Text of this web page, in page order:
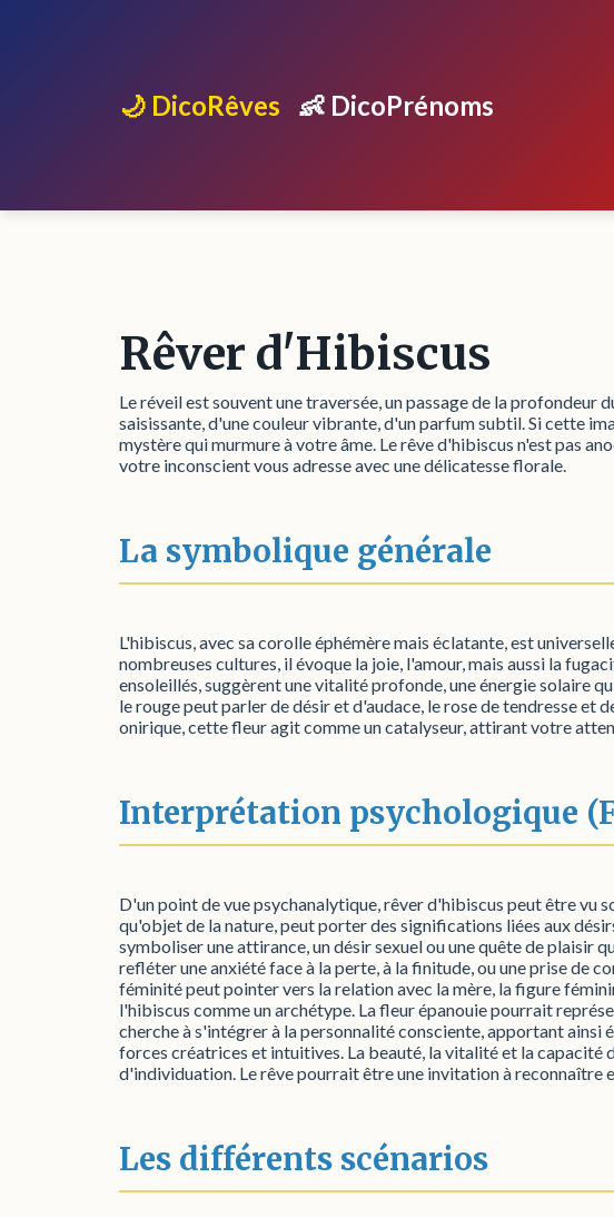
🌙 DicoRêves 👶 DicoPrénoms
Rêver d'Hibiscus
Le réveil est souvent une traversée, un passage de la
saisissante, d'une couleur vibrante, d'un parfum subtil. Si cette
mystère qui murmure à votre âme. Le rêve d'hibiscus n'est pas
votre inconscient vous adresse avec une délicatesse florale.
La symbolique générale
L'hibiscus, avec sa corolle éphémère mais éclatante, est
nombreuses cultures, il évoque la joie, l'amour, mais aussi la
ensoleillés, suggèrent une vitalité profonde, une énergie solaire
le rouge peut parler de désir et d'audace, le rose de tendresse et
onirique, cette fleur agit comme un catalyseur, attirant votre
Interprétation psychologique
D'un point de vue psychanalytique, rêver d'hibiscus peut être vu
qu'objet de la nature, peut porter des significations liées aux
symboliser une attirance, un désir sexuel ou une quête de plaisir
refléter une anxiété face à la perte, à la finitude, ou une prise de
féminité peut pointer vers la relation avec la mère, la figure
l'hibiscus comme un archétype. La fleur épanouie pourrait
cherche à s'intégrer à la personnalité consciente, apportant
forces créatrices et intuitives. La beauté, la vitalité et la
d'individuation. Le rêve pourrait être une invitation à reconnaître
Les différents scénarios